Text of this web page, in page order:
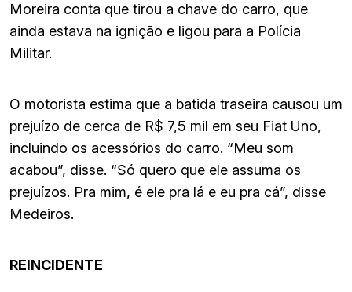
Moreira conta que tirou a chave do carro, que
ainda estava na ignição e ligou para a Polícia
Militar.
O motorista estima que a batida traseira causou um
prejuízo de cerca de R$ 7,5 mil em seu Fiat Uno,
incluindo os acessórios do carro. “Meu som
acabou”, disse. “Só quero que ele assuma os
prejuízos. Pra mim, é ele pra lá e eu pra cá”, disse
Medeiros.
REINCIDENTE